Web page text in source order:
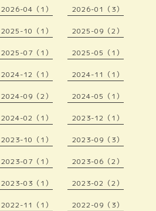
2026-04（1） 2026-01（3）
2025-10（1） 2025-09（2）
2025-07（1） 2025-05（1）
2024-12（1） 2024-11（1）
2024-09（2） 2024-05（1）
2024-02（1） 2023-12（1）
2023-10（1） 2023-09（3）
2023-07（1） 2023-06（2）
2023-03（1） 2023-02（2）
2022-11（1） 2022-09（3）